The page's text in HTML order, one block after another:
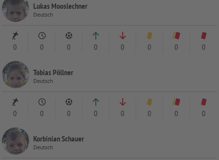
Lukas Mooslechner
Deutsch
0 0 0 0 0 0 0 0
Tobias Pöllner
Deutsch
0 0 0 0 0 0 0 0
Korbinian Schauer
Deutsch